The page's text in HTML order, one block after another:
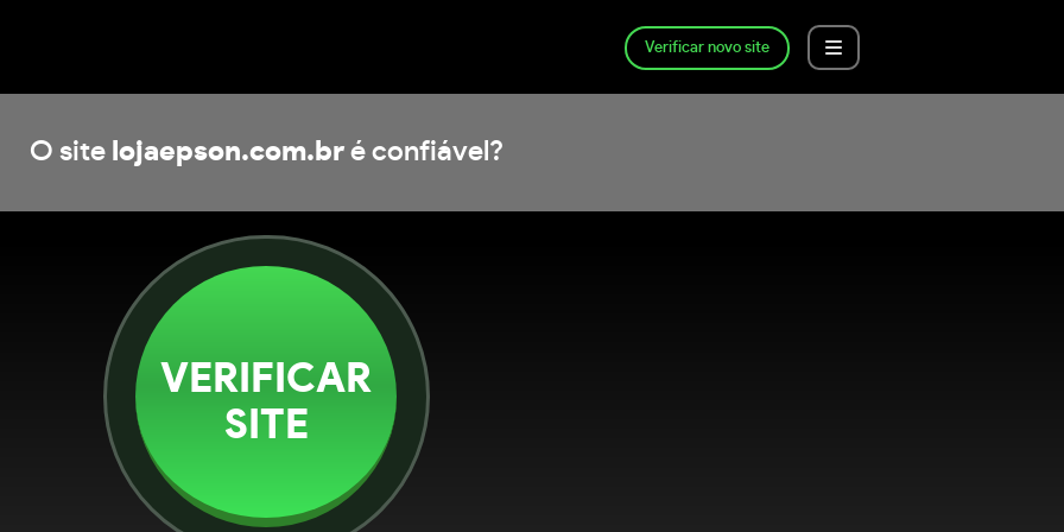
Verificar novo site
O site lojaepson.com.bré confiável?
VERIFICAR
SITE